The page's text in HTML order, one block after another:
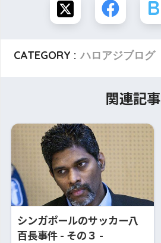
CATEGORY : ハロアジブログ
関連記事
シンガポールのサッカー八
百長事件 - その３ -